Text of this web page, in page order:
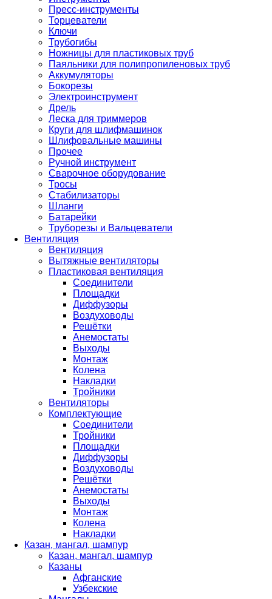
Пресс-инструменты
Торцеватели
Ключи
Трубогибы
Ножницы для пластиковых труб
Паяльники для полипропиленовых труб
Аккумуляторы
Бокорезы
Электроинструмент
Дрель
Леска для триммеров
Круги для шлифмашинок
Шлифовальные машины
Прочее
Ручной инструмент
Сварочное оборудование
Тросы
Стабилизаторы
Шланги
Батарейки
Труборезы и Вальцеватели
Вентиляция
Вентиляция
Вытяжные вентиляторы
Пластиковая вентиляция
Соединители
Площадки
Диффузоры
Воздуховоды
Решётки
Анемостаты
Выходы
Монтаж
Колена
Накладки
Тройники
Вентиляторы
Комплектующие
Соединители
Тройники
Площадки
Диффузоры
Воздуховоды
Решётки
Анемостаты
Выходы
Монтаж
Колена
Накладки
Казан, мангал, шампур
Казан, мангал, шампур
Казаны
Афганские
Узбекские